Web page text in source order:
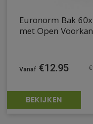
Euronorm Bak
met Open
€12.95 €
BEKIJKEN